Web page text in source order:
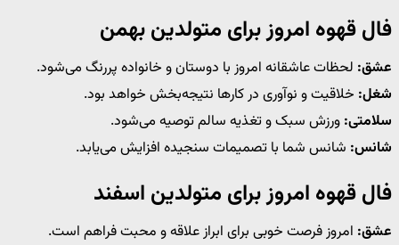
فال قهوه امروز برای متولدین بهمن
عشق: لحظات عاشقانه امروز با دوستان و خانواده پررنگ می‌شود.
شغل: خلاقیت و نوآوری در کارها نتیجه‌بخش خواهد بود.
سلامتی: ورزش سبک و تغذیه سالم توصیه می‌شود.
شانس: شانس شما با تصمیمات سنجیده افزایش می‌یابد.
فال قهوه امروز برای متولدین اسفند
عشق: امروز فرصت خوبی برای ابراز علاقه و محبت فراهم است.